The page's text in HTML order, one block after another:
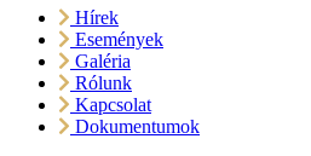
Hírek
Események
Galéria
Rólunk
Kapcsolat
Dokumentumok